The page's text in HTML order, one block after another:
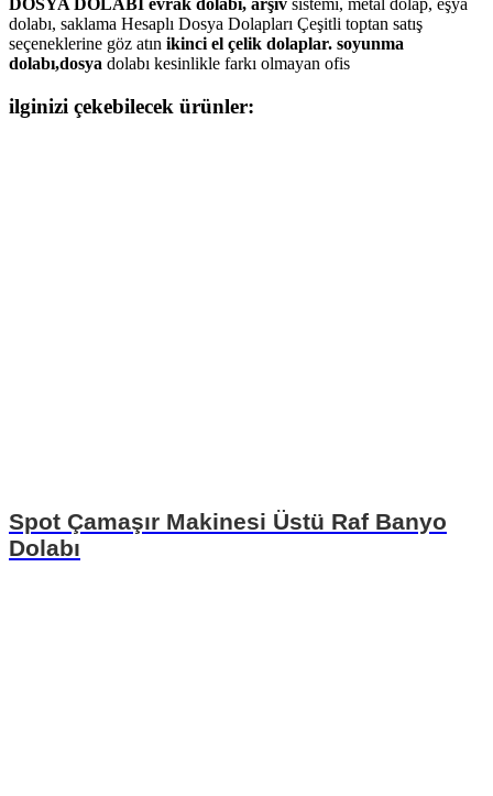
dolabı, saklama Hesaplı Dosya Dolapları Çeşitli toptan satış
seçeneklerine göz atın ikinci el çelik dolaplar. soyunma
dolabı,dosya dolabı kesinlikle farkı olmayan ofis
ilginizi çekebilecek ürünler:
Spot Çamaşır Makinesi Üstü Raf Banyo
Dolabı